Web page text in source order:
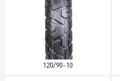
120/90-10